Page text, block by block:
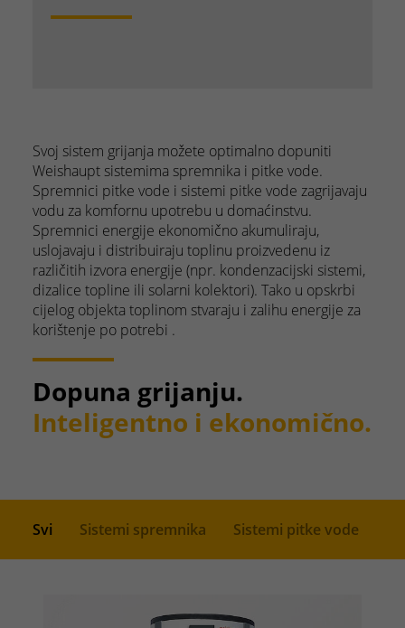
Svoj sistem grijanja možete optimalno dopuniti
Weishaupt sistemima spremnika i pitke vode.
Spremnici pitke vode i sistemi pitke vode zagrijavaju
vodu za komfornu upotrebu u domaćinstvu.
Spremnici energije ekonomično akumuliraju,
uslojavaju i distribuiraju toplinu proizvedenu iz
različitih izvora energije (npr. kondenzacijski sistemi,
dizalice topline ili solarni kolektori). Tako u opskrbi
cijelog objekta toplinom stvaraju i zalihu energije za
korištenje po potrebi .
Dopuna grijanju.
Inteligentno i ekonomično.
Svi Sistemi spremnika Sistemi pitke vode